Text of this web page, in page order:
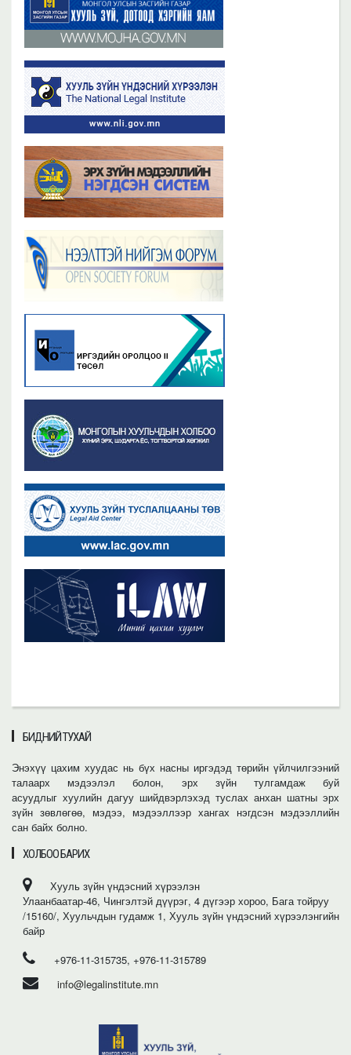
БИДНИЙ ТУХАЙ
Энэхүү цахим хуудас нь бүх насны иргэдэд төрийн үйлчилгээний
талаарх мэдээлэл болон, эрх зүйн тулгамдаж буй
асуудлыг хуулийн дагуу шийдвэрлэхэд туслах анхан шатны эрх
зүйн зөвлөгөө, мэдээ, мэдээллээр хангах нэгдсэн мэдээллийн
сан байх болно.
ХОЛБОО БАРИХ
Хууль зүйн үндэсний хүрээлэн
Улаанбаатар-46, Чингэлтэй дүүрэг, 4 дүгээр хороо, Бага тойруу
/15160/, Хуульчдын гудамж 1, Хууль зүйн үндэсний хүрээлэнгийн
байр
+976-11-315735, +976-11-315789
info@legalinstitute.mn